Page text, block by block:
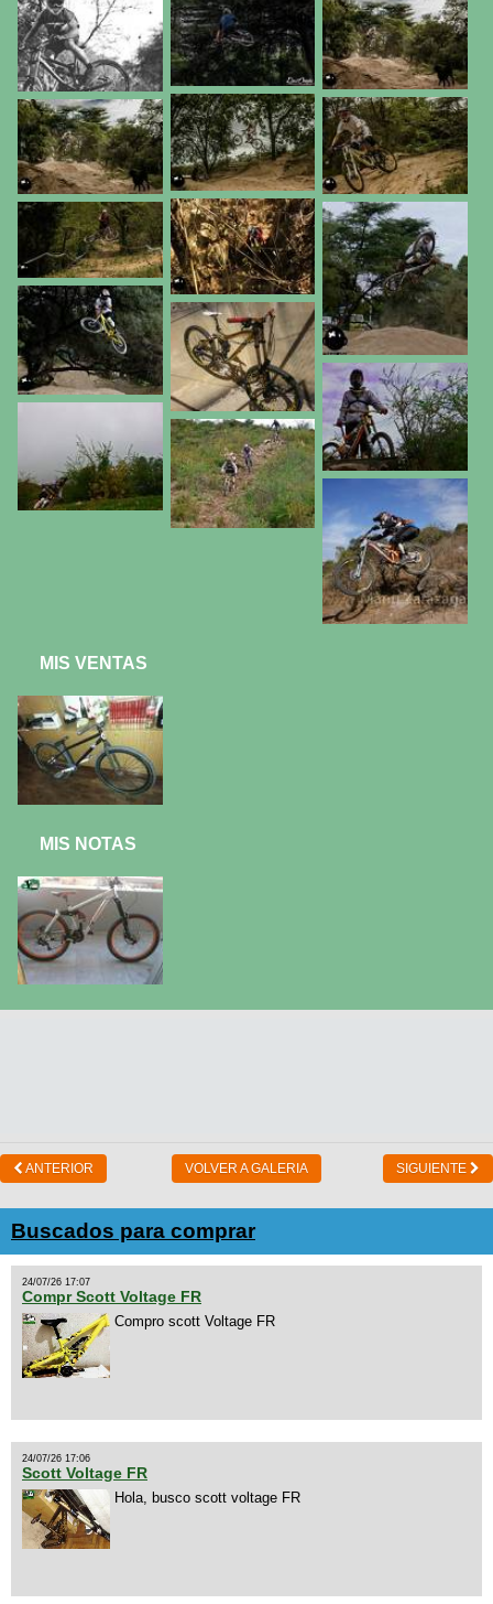
MIS VENTAS
MIS NOTAS
ANTERIOR VOLVER A GALERIA SIGUIENTE
Buscados para comprar
24/07/26 17:07
Compr Scott Voltage FR
Compro scott Voltage FR
24/07/26 17:06
Scott Voltage FR
Hola, busco scott voltage FR